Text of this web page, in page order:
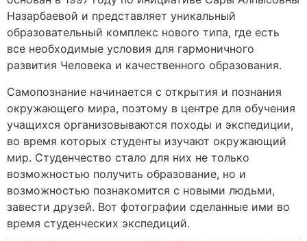
Назарбаевой и представляет уникальный
образовательный комплекс нового типа, где есть
все необходимые условия для гармоничного
развития Человека и качественного образования.
Самопознание начинается с открытия и познания
окружающего мира, поэтому в центре для обучения
учащихся организовываются походы и экспедиции,
во время которых студенты изучают окружающий
мир. Студенчество стало для них не только
возможностью получить образование, но и
возможностью познакомится с новыми людьми,
завести друзей. Вот фотографии сделанные ими во
время студенческих экспедиций.